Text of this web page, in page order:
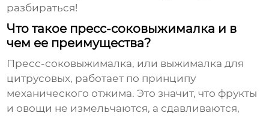
разбираться!
Что такое пресс-соковыжималка и в
чем ее преимущества?
Пресс-соковыжималка, или выжималка для
цитрусовых, работает по принципу
механического отжима. Это значит, что фрукты
и овощи не измельчаются, а сдавливаются,